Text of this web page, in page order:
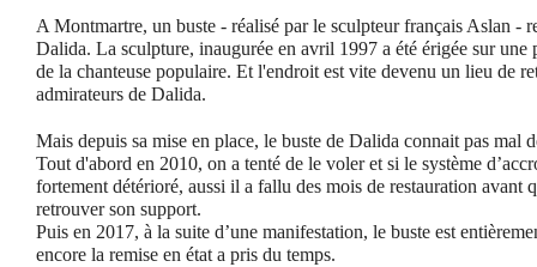
A Montmartre, un buste - réalisé par le sculpteur français Aslan -
Dalida. La sculpture, inaugurée en avril 1997 a été érigée sur une
de la chanteuse populaire. Et l'endroit est vite devenu un lieu de
admirateurs de Dalida.
Mais depuis sa mise en place, le buste de Dalida connait pas mal
Tout d'abord en 2010, on a tenté de le voler et si le système
fortement détérioré, aussi il a fallu des mois de restauration avant
retrouver son support.
Puis en 2017, à la suite d’une manifestation, le buste est
encore la remise en état a pris du temps.